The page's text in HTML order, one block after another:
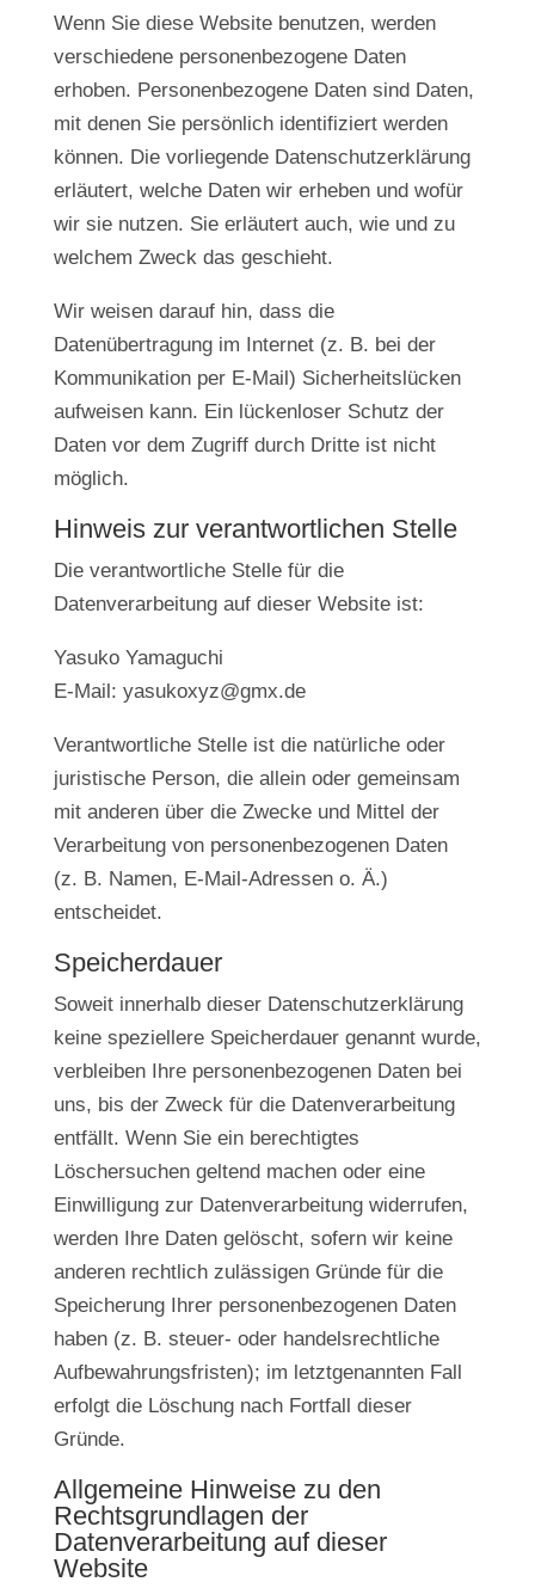
Wenn Sie diese Website benutzen, werden
verschiedene personenbezogene Daten
erhoben. Personenbezogene Daten sind Daten,
mit denen Sie persönlich identifiziert werden
können. Die vorliegende Datenschutzerklärung
erläutert, welche Daten wir erheben und wofür
wir sie nutzen. Sie erläutert auch, wie und zu
welchem Zweck das geschieht.
Wir weisen darauf hin, dass die
Datenübertragung im Internet (z. B. bei der
Kommunikation per E-Mail) Sicherheitslücken
aufweisen kann. Ein lückenloser Schutz der
Daten vor dem Zugriff durch Dritte ist nicht
möglich.
Hinweis zur verantwortlichen Stelle
Die verantwortliche Stelle für die
Datenverarbeitung auf dieser Website ist:
Yasuko Yamaguchi
E-Mail: yasukoxyz@gmx.de
Verantwortliche Stelle ist die natürliche oder
juristische Person, die allein oder gemeinsam
mit anderen über die Zwecke und Mittel der
Verarbeitung von personenbezogenen Daten
(z. B. Namen, E-Mail-Adressen o. Ä.)
entscheidet.
Speicherdauer
Soweit innerhalb dieser Datenschutzerklärung
keine speziellere Speicherdauer genannt wurde,
verbleiben Ihre personenbezogenen Daten bei
uns, bis der Zweck für die Datenverarbeitung
entfällt. Wenn Sie ein berechtigtes
Löschersuchen geltend machen oder eine
Einwilligung zur Datenverarbeitung widerrufen,
werden Ihre Daten gelöscht, sofern wir keine
anderen rechtlich zulässigen Gründe für die
Speicherung Ihrer personenbezogenen Daten
haben (z. B. steuer- oder handelsrechtliche
Aufbewahrungsfristen); im letztgenannten Fall
erfolgt die Löschung nach Fortfall dieser
Gründe.
Allgemeine Hinweise zu den
Rechtsgrundlagen der
Datenverarbeitung auf dieser
Website